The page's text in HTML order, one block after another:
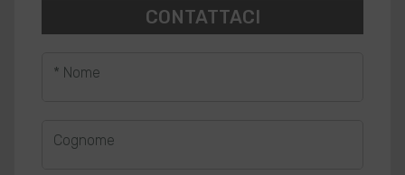
CONTATTACI
* Nome
Cognome